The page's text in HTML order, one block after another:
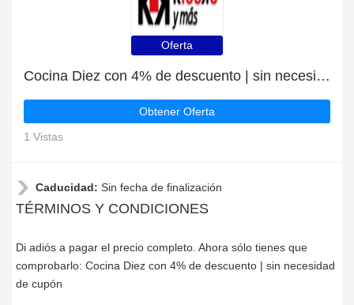
Oferta
Cocina Diez con 4% de descuento | sin necesidad de cupón
Obtener Oferta
1 Vistas
Caducidad: Sin fecha de finalización
TÉRMINOS Y CONDICIONES
Di adiós a pagar el precio completo. Ahora sólo tienes que
comprobarlo: Cocina Diez con 4% de descuento | sin necesidad
de cupón